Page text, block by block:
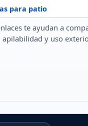
para patio
te ayudan a
apilabilidad y uso